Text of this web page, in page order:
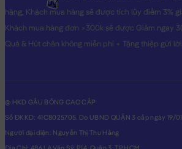
hàng, Khách mua hàng sẽ được tích lũy điểm 3%
Khách mua hàng đơn >300k sẽ được Giảm ngay
Quà & Hút chân không miễn phí + Tặng thiệp gửi
@ HKD GẤU BÔNG CAO CẤP
Số ĐKKD: 41C8025705. Do UBND QUẬN 3 cấp ngày 19/
Người đại diện: Nguyễn Thị Thu Hằng